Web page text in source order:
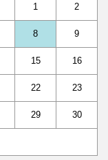
1 2
8 9
15 16
22 23
29 30